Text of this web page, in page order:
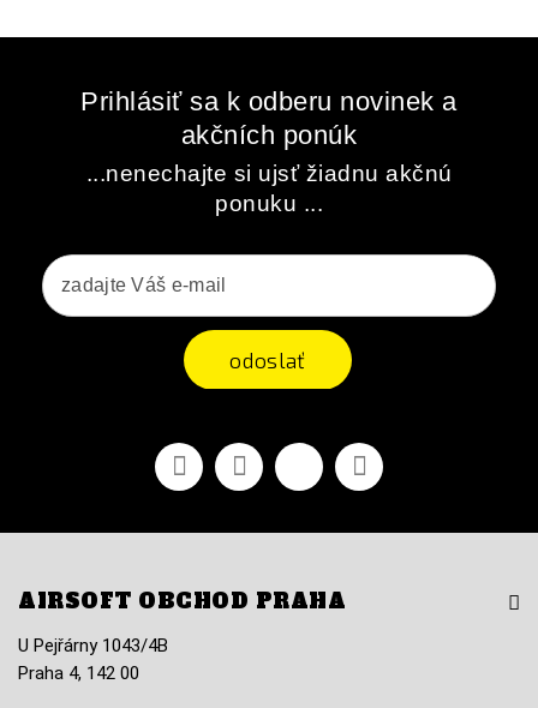
Prihlásiť sa k odberu novinek a
akčních ponúk
...nenechajte si ujsť žiadnu akčnú
ponuku ...
odoslať
FacebookYoutubeVimeo Instagram
AIRSOFT OBCHOD PRAHA
U Pejřárny 1043/4B
Praha 4, 142 00